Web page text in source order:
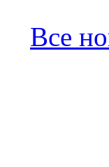
Все